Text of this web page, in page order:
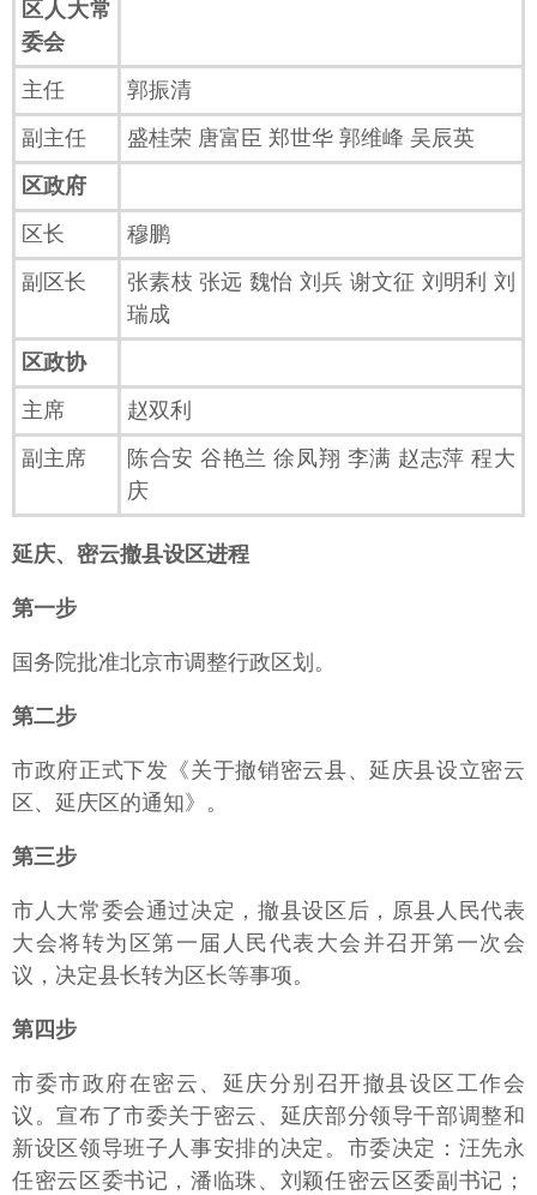
区人大常
委会
主任
郭振清
副主任
盛桂荣 唐富臣 郑世华 郭维峰 吴辰英
区政府
区长
穆鹏
副区长
张素枝 张远 魏怡 刘兵 谢文征 刘明利 刘
瑞成
区政协
主席
赵双利
副主席
陈合安 谷艳兰 徐凤翔 李满 赵志萍 程大
庆
延庆、密云撤县设区进程
第一步
国务院批准北京市调整行政区划。
第二步
市政府正式下发《关于撤销密云县、延庆县设立密云
区、延庆区的通知》。
第三步
市人大常委会通过决定，撤县设区后，原县人民代表
大会将转为区第一届人民代表大会并召开第一次会
议，决定县长转为区长等事项。
第四步
市委市政府在密云、延庆分别召开撤县设区工作会
议。宣布了市委关于密云、延庆部分领导干部调整和
新设区领导班子人事安排的决定。市委决定：汪先永
任密云区委书记，潘临珠、刘颖任密云区委副书记；